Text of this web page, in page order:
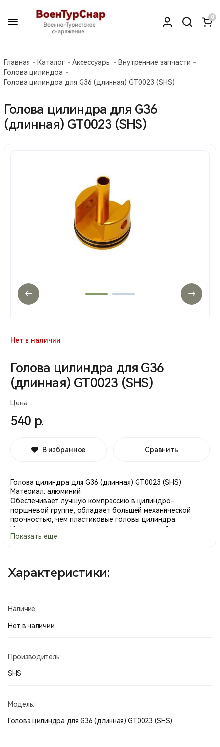
0
Главная Каталог Аксессуары
Внутренние запчасти
Голова цилиндра
Голова цилиндра для G36 (длинная) GT0023 (SHS)
Голова цилиндра для G36
(длинная) GT0023 (SHS)
Нет в наличии
Голова цилиндра для G36
(длинная) GT0023 (SHS)
Цена:
540 р.
В избранное Сравнить
Голова цилиндра для G36 (длинная) GT0023 (SHS)
Материал: алюминий
Обеспечивает лучшую компрессию в цилиндро-
поршневой группе, обладает большей механической
прочностью, чем пластиковые головы цилиндра.
Имеет два уплотнительных кольца для лучшей
герметизации.
Показать еще
Характеристики:
Наличие:
Нет в наличии
Производитель:
SHS
Модель:
Голова цилиндра для G36 (длинная) GT0023 (SHS)